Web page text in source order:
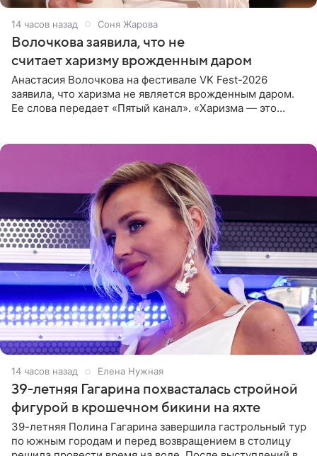
14 часов назад Соня Жарова
Волочкова заявила, что не
считает харизму врожденным даром
Анастасия Волочкова на фестивале VK Fest-2026
заявила, что харизма не является врожденным даром.
Ее слова передает «Пятый канал». «Харизма — это
14 часов назад Елена Нужная
39-летняя Гагарина похвасталась стройной
фигурой в крошечном бикини на яхте
39-летняя Полина Гагарина завершила гастрольный тур
по южным городам и перед возвращением в столицу